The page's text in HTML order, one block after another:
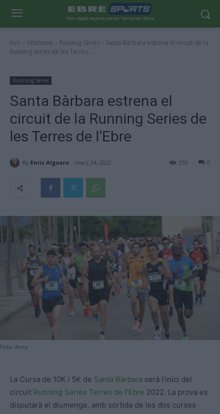
Inici Atletisme Running Sèries
Santa Bàrbara estrena el circuit de la
Running Series de les Terres...
Running Sèries
Santa Bàrbara estrena el
circuit de la Running Series de
les Terres de l’Ebre
By Enric Alguero març 24, 2022 0
253
Foto: Arxiu
La Cursa de 10K i 5K de Santa Bàrbara serà l’inici del
circuit Running Series Terres de l’Ebre 2022. La prova es
disputarà el diumenge, amb sortida de les dos curses